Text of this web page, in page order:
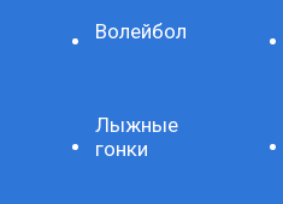
Волейбол
Лыжные
гонки